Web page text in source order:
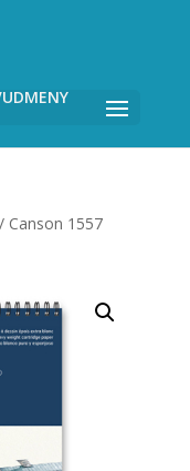
/ Canson 1557